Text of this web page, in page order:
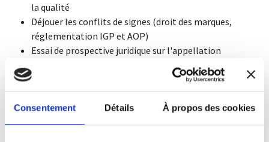
Consentement Détails À propos des cookies
la qualité
Déjouer les conflits de signes (droit des marques,
réglementation IGP et AOP)
Essai de prospective juridique sur l'appellation
Ronan RAFFRAY,Directeur du Master Droit de la Vigne et du
Vin, Université de Bordeaux
Jacques BARDOU,Conseil en Propriété Industrielle et Off